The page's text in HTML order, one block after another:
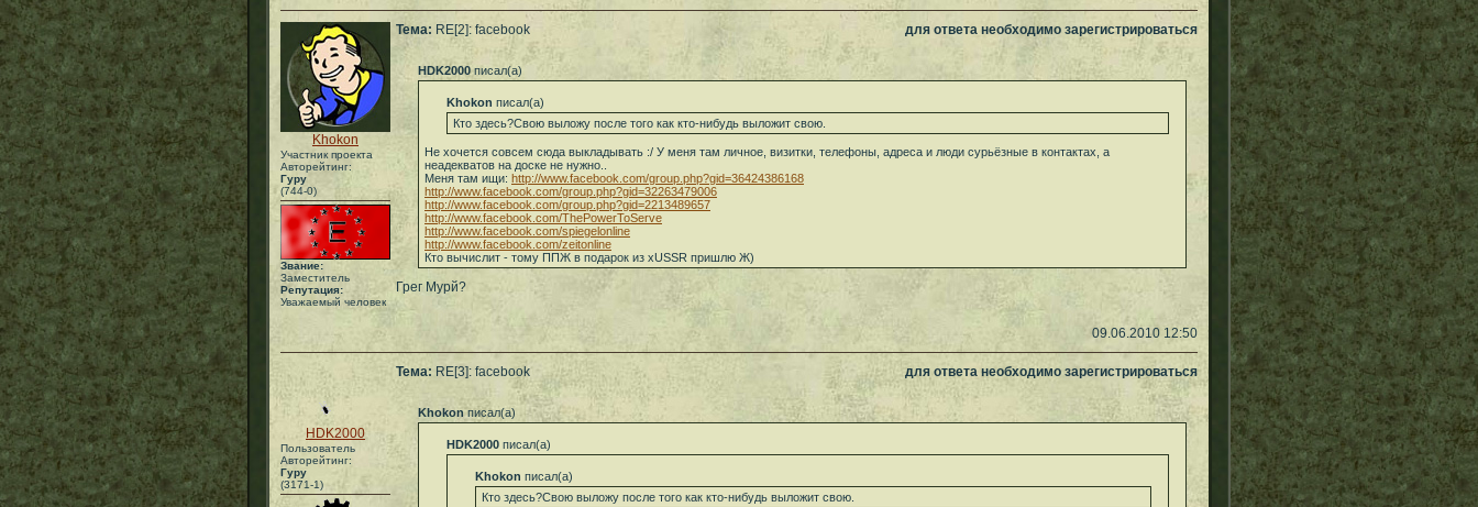
Khokon
Участник проекта
Авторейтинг:
Гуру
(744-0)
Звание:
Заместитель
Репутация:
Уважаемый человек
Тема: RE[2]: facebook для ответа необходимо зарегистрироваться
HDK2000писал(а)
Khokon писал(а)
Кто здесь?Свою выложу после того как кто-нибудь выложит свою.
Не хочется совсем сюда выкладывать :/ У меня там личное, визитки, телефоны, адреса и люди сурьёзные в контактах, а
неадекватов на доске не нужно..
Меня там ищи: http://www.facebook.com/group.php?gid=36424386168
http://www.facebook.com/group.php?gid=32263479006
http://www.facebook.com/group.php?gid=2213489657
http://www.facebook.com/ThePowerToServe
http://www.facebook.com/spiegelonline
http://www.facebook.com/zeitonline
Кто вычислит - тому ППЖ в подарок из xUSSR пришлю Ж)
Грег Мурй?
09.06.2010 12:50
HDK2000
Пользователь
Авторейтинг:
Гуру
(3171-1)
Тема: RE[3]: facebook для ответа необходимо зарегистрироваться
Khokonписал(а)
HDK2000 писал(а)
Khokon писал(а)
Кто здесь?Свою выложу после того как кто-нибудь выложит свою.